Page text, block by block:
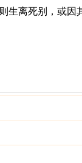
离死别，或因